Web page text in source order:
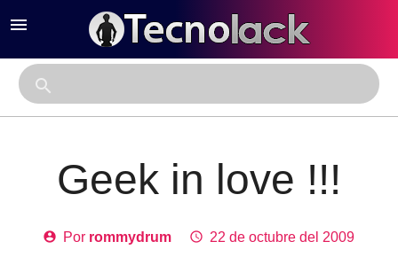
menu
search
Geek in love !!!
account_circle Por rommydrum access_time 22 de octubre del 2009